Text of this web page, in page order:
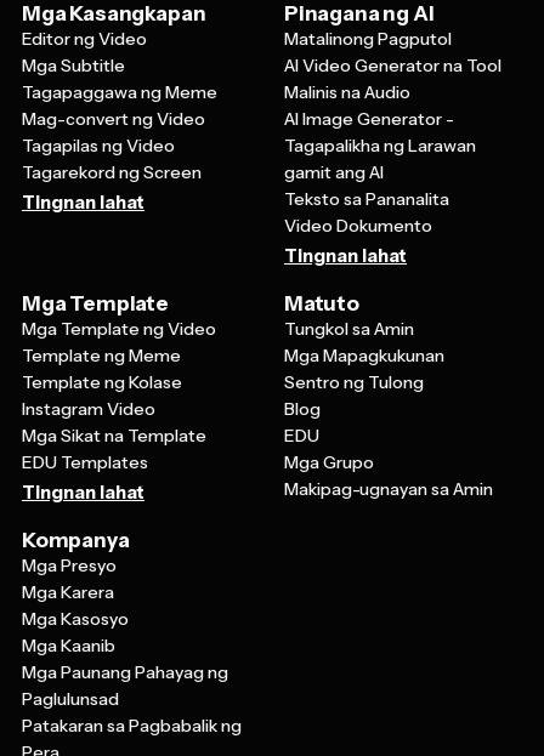
Mga Kasangkapan
Editor ng Video
Mga Subtitle
Tagapaggawa ng Meme
Mag-convert ng Video
Tagapilas ng Video
Tagarekord ng Screen
Tingnan lahat
Pinagana ng AI
Matalinong Pagputol
AI Video Generator na Tool
Malinis na Audio
AI Image Generator -
Tagapalikha ng Larawan
gamit ang AI
Teksto sa Pananalita
Video Dokumento
Tingnan lahat
Mga Template
Mga Template ng Video
Template ng Meme
Template ng Kolase
Instagram Video
Mga Sikat na Template
EDU Templates
Tingnan lahat
Matuto
Tungkol sa Amin
Mga Mapagkukunan
Sentro ng Tulong
Blog
EDU
Mga Grupo
Makipag-ugnayan sa Amin
Kompanya
Mga Presyo
Mga Karera
Mga Kasosyo
Mga Kaanib
Mga Paunang Pahayag ng
Paglulunsad
Patakaran sa Pagbabalik ng